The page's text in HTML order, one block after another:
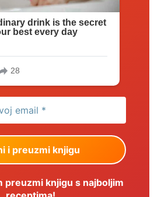
preuzmi knjigu s najboljim